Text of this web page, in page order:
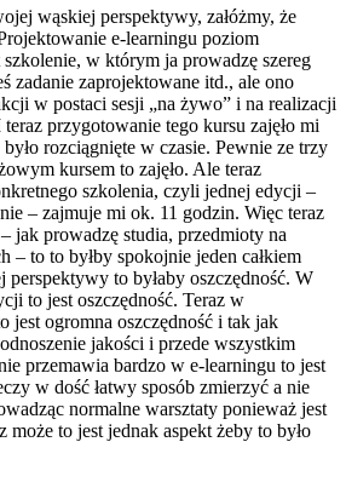
wąskiej perspektywy, załóżmy, że
e-learningu poziom
w którym ja prowadzę szereg
zadanie zaprojektowane itd., ale ono
w postaci sesji „na żywo” i na realizacji
przygotowanie tego kursu zajęło mi
rozciągnięte w czasie. Pewnie ze trzy
kursem to zajęło. Ale teraz
szkolenia, czyli jednej edycji –
– zajmuje mi ok. 11 godzin. Więc teraz
jak prowadzę studia, przedmioty na
– to to byłby spokojnie jeden całkiem
to byłaby oszczędność. W
to jest oszczędność. Teraz w
jest ogromna oszczędność i tak jak
jakości i przede wszystkim
przemawia bardzo w e-learningu to jest
w dość łatwy sposób zmierzyć a nie
normalne warsztaty ponieważ jest
może to jest jednak aspekt żeby to było